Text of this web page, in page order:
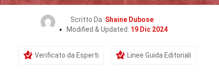
Scritto Da: Shaine Dubose
Modified & Updated: 19 Dic 2024
Verificato da Esperti Linee Guida Editoriali